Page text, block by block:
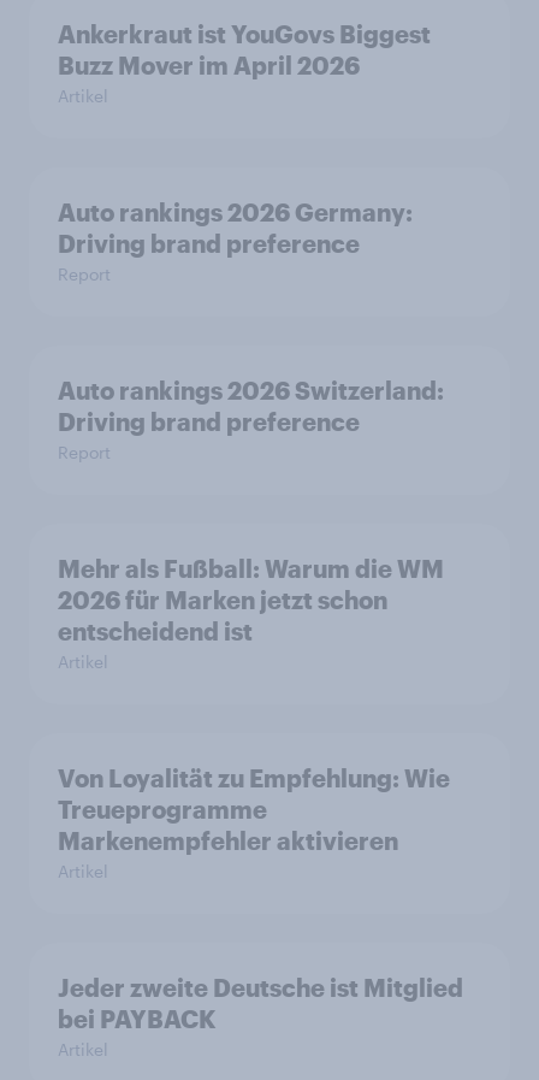
Ankerkraut ist YouGovs Biggest
Buzz Mover im April 2026
Artikel
Auto rankings 2026 Germany:
Driving brand preference
Report
Auto rankings 2026 Switzerland:
Driving brand preference
Report
Mehr als Fußball: Warum die WM
2026 für Marken jetzt schon
entscheidend ist
Artikel
Von Loyalität zu Empfehlung: Wie
Treueprogramme
Markenempfehler aktivieren
Artikel
Jeder zweite Deutsche ist Mitglied
bei PAYBACK
Artikel